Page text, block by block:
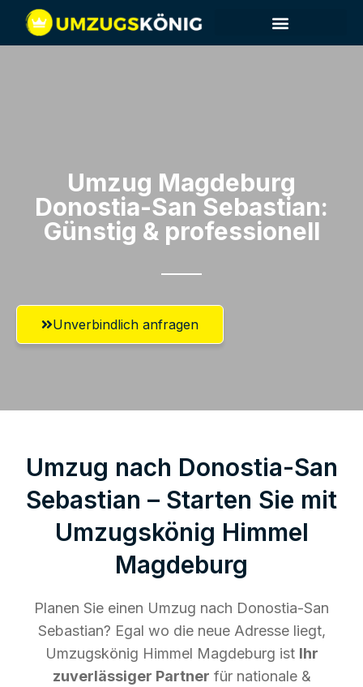
Umzug Magdeburg​
Donostia-San Sebastian:
Günstig & professionell​
Unverbindlich anfragen
Umzug nach Donostia-San
Sebastian – Starten Sie mit
Umzugskönig Himmel
Magdeburg
Planen Sie einen Umzug nach Donostia-San
Sebastian? Egal wo die neue Adresse liegt,
Umzugskönig Himmel Magdeburg ist Ihr
zuverlässiger Partner für nationale &